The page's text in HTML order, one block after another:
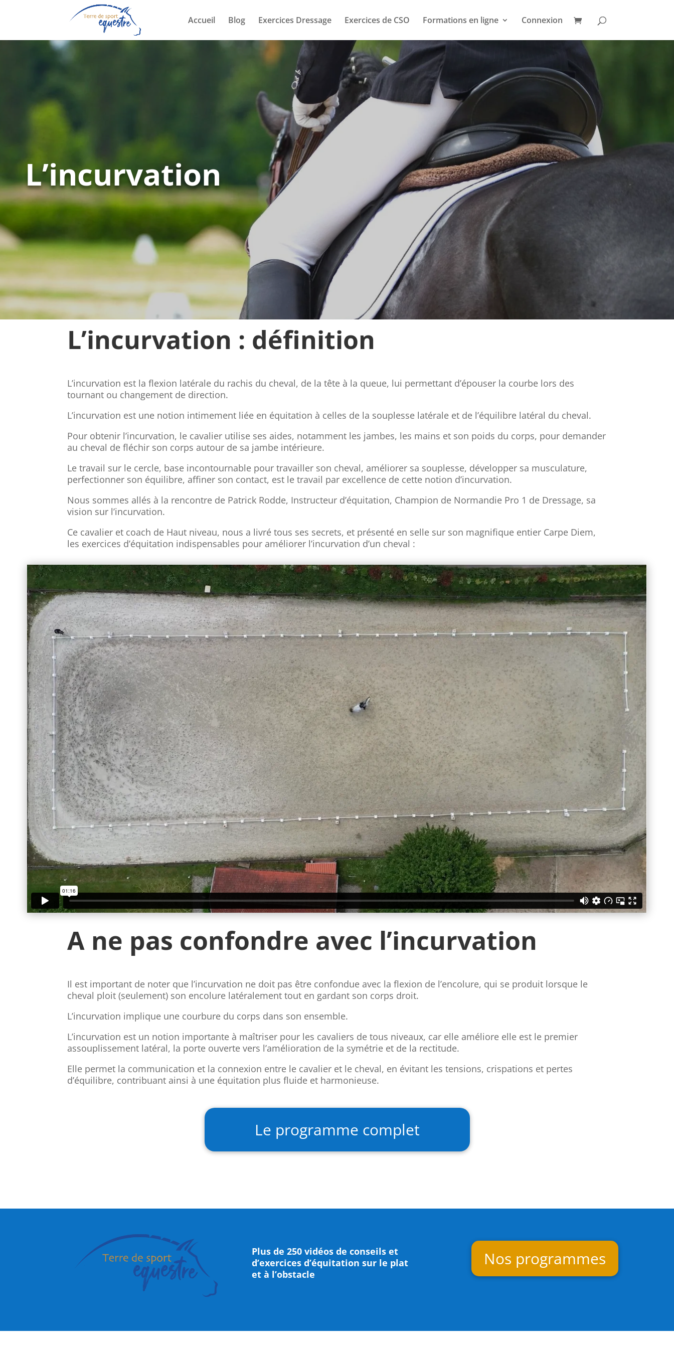
Accueil Blog Exercices Dressage Exercices de CSO Formations en ligne Connexion
L’incurvation
L’incurvation : définition
L’incurvation est la flexion latérale du rachis du cheval, de la tête à la queue, lui permettant d’épouser la courbe lors des
tournant ou changement de direction.
L’incurvation est une notion intimement liée en équitation à celles de la souplesse latérale et de l’équilibre latéral du cheval.
Pour obtenir l’incurvation, le cavalier utilise ses aides, notamment les jambes, les mains et son poids du corps, pour demander
au cheval de fléchir son corps autour de sa jambe intérieure.
Le travail sur le cercle, base incontournable pour travailler son cheval, améliorer sa souplesse, développer sa musculature,
perfectionner son équilibre, affiner son contact, est le travail par excellence de cette notion d’incurvation.
Nous sommes allés à la rencontre de Patrick Rodde, Instructeur d’équitation, Champion de Normandie Pro 1 de Dressage, sa
vision sur l’incurvation.
Ce cavalier et coach de Haut niveau, nous a livré tous ses secrets, et présenté en selle sur son magnifique entier Carpe Diem,
les exercices d’équitation indispensables pour améliorer l’incurvation d’un cheval :
A ne pas confondre avec l’incurvation
Il est important de noter que l’incurvation ne doit pas être confondue avec la flexion de l’encolure, qui se produit lorsque le
cheval ploit (seulement) son encolure latéralement tout en gardant son corps droit.
L’incurvation implique une courbure du corps dans son ensemble.
L’incurvation est un notion importante à maîtriser pour les cavaliers de tous niveaux, car elle améliore elle est le premier
assouplissement latéral, la porte ouverte vers l’amélioration de la symétrie et de la rectitude.
Elle permet la communication et la connexion entre le cavalier et le cheval, en évitant les tensions, crispations et pertes
d’équilibre, contribuant ainsi à une équitation plus fluide et harmonieuse.
Le programme complet
Plus de 250 vidéos de conseils et
d’exercices d’équitation sur le plat
et à l’obstacle
Nos programmes